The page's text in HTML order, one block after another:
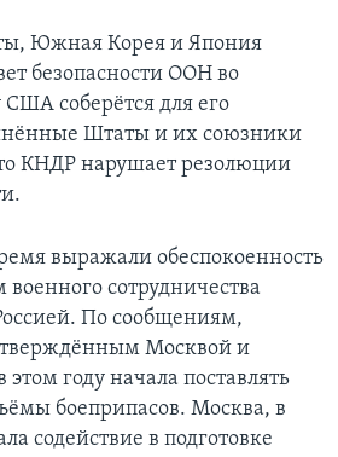
Южная Корея и Япония
безопасности ООН во
США соберётся для его
Штаты и их союзники
КНДР нарушает резолюции
выражали обеспокоенность
военного сотрудничества
По сообщениям,
Москвой и
году начала поставлять
боеприпасов. Москва, в
содействие в подготовке